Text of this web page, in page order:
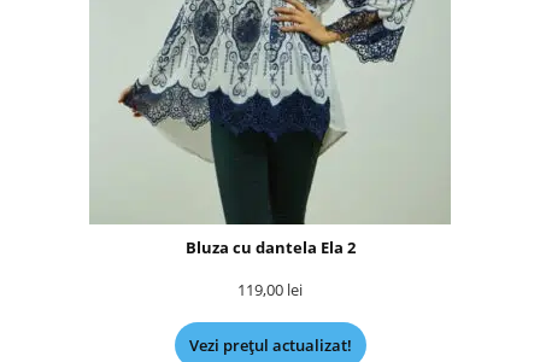
Bluza cu dantela Ela 2
119,00 lei
Vezi prețul actualizat!